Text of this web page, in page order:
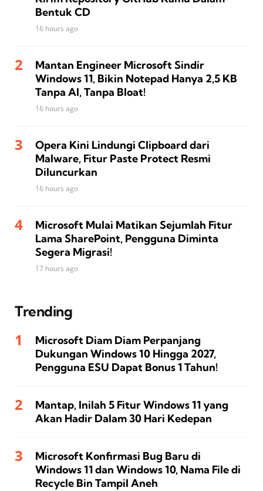
Bentuk CD
16 hours ago
Mantan Engineer Microsoft Sindir
Windows 11, Bikin Notepad Hanya 2,5 KB
Tanpa AI, Tanpa Bloat!
16 hours ago
Opera Kini Lindungi Clipboard dari
Malware, Fitur Paste Protect Resmi
Diluncurkan
16 hours ago
Microsoft Mulai Matikan Sejumlah Fitur
Lama SharePoint, Pengguna Diminta
Segera Migrasi!
17 hours ago
Trending
Microsoft Diam Diam Perpanjang
Dukungan Windows 10 Hingga 2027,
Pengguna ESU Dapat Bonus 1 Tahun!
Mantap, Inilah 5 Fitur Windows 11 yang
Akan Hadir Dalam 30 Hari Kedepan
Microsoft Konfirmasi Bug Baru di
Windows 11 dan Windows 10, Nama File di
Recycle Bin Tampil Aneh